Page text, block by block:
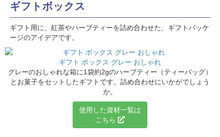
ギフトボックス
ギフト用に、紅茶やハーブティーを詰め合わせた、ギフトパッケ
ージのアイデアです。
ギフト ボックス グレー おしゃれ
グレーのおしゃれな箱に1袋約2gのハーブティー （ティーバッグ）
とお菓子をセットしたギフトです。 詰め合わせにいかがでしょう
か。
使用した資材一覧は
こちら